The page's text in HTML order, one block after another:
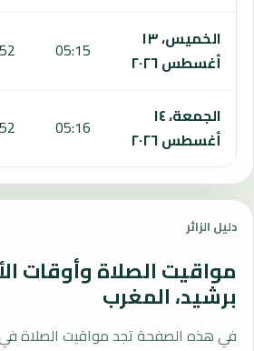
الخميس، ١٣
أغسطس ٢٠٢٦
05:15
الجمعة، ١٤
أغسطس ٢٠٢٦
05:16
دليل الزائر
مواقيت الصلاة وأوقات
برشيد، المغرب
في هذه الصفحة تجد مواقيت الصلاة في